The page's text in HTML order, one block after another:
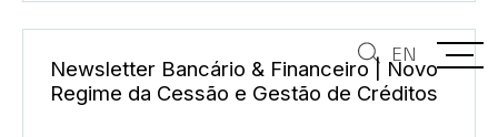
EN
Newsletter Bancário & Financeiro | Novo
Regime da Cessão e Gestão de Créditos